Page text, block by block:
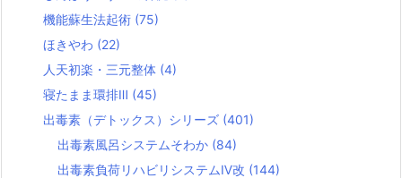
機能蘇生法起術 (75)
ほきやわ (22)
人天初楽・三元整体 (4)
寝たまま環排Ⅲ (45)
出毒素（デトックス）シリーズ (401)
出毒素風呂システムそわか (84)
出毒素負荷リハビリシステムⅣ改 (144)